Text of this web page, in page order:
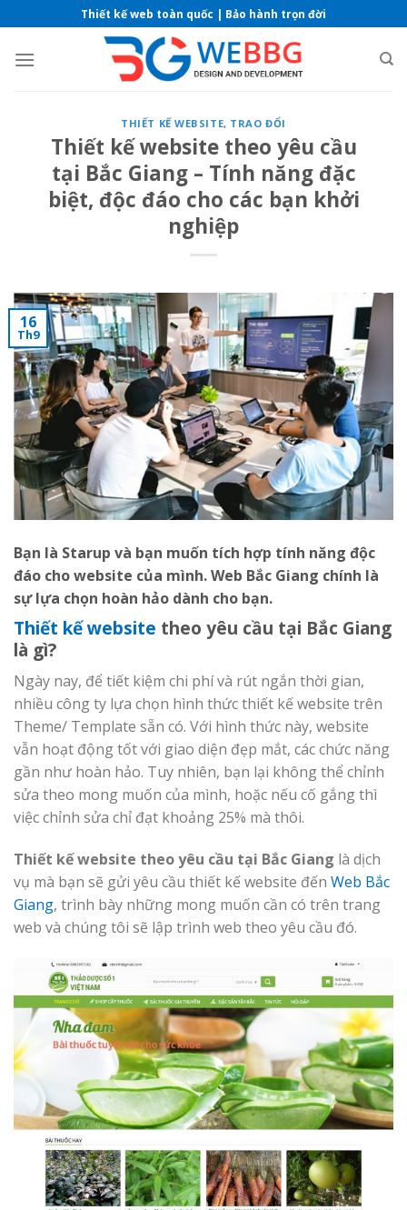
to
content
Thiết kế web toàn quốc | Bảo hành trọn đời
THIẾT KẾ WEBSITE, TRAO ĐỔI
Thiết kế website theo yêu cầu
tại Bắc Giang – Tính năng đặc
biệt, độc đáo cho các bạn khởi
nghiệp
16
Th9
Bạn là Starup và bạn muốn tích hợp tính năng độc
đáo cho website của mình. Web Bắc Giang chính là
sự lựa chọn hoàn hảo dành cho bạn.
Thiết kế website theo yêu cầu tại Bắc Giang
là gì?
Ngày nay, để tiết kiệm chi phí và rút ngắn thời gian,
nhiều công ty lựa chọn hình thức thiết kế website trên
Theme/ Template sẵn có. Với hình thức này, website
vẫn hoạt động tốt với giao diện đẹp mắt, các chức năng
gần như hoàn hảo. Tuy nhiên, bạn lại không thể chỉnh
sửa theo mong muốn của mình, hoặc nếu cố gắng thì
việc chỉnh sửa chỉ đạt khoảng 25% mà thôi.
Thiết kế website theo yêu cầu tại Bắc Giang là dịch
vụ mà bạn sẽ gửi yêu cầu thiết kế website đến Web Bắc
Giang, trình bày những mong muốn cần có trên trang
web và chúng tôi sẽ lập trình web theo yêu cầu đó.